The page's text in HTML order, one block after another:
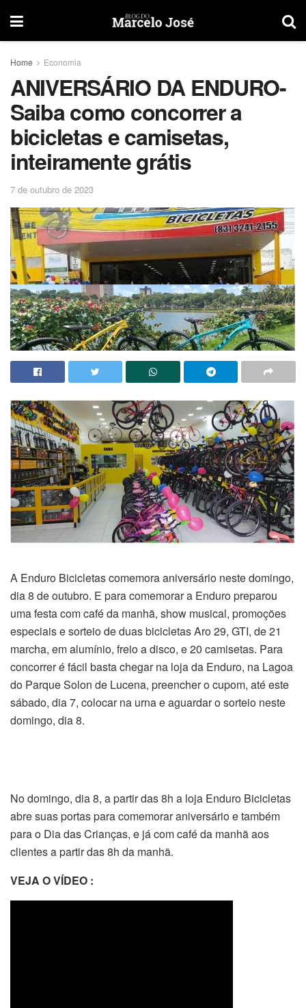
Home Economia
ANIVERSÁRIO DA ENDURO-
Saiba como concorrer a
bicicletas e camisetas,
inteiramente grátis
7 de outubro de 2023
A Enduro Bicicletas comemora aniversário neste domingo,
dia 8 de outubro. E para comemorar a Enduro preparou
uma festa com café da manhã, show musical, promoções
especiais e sorteio de duas bicicletas Aro 29, GTI, de 21
marcha, em alumínio, freio a disco, e 20 camisetas. Para
concorrer é fácil basta chegar na loja da Enduro, na Lagoa
do Parque Solon de Lucena, preencher o cupom, até este
sábado, dia 7, colocar na urna e aguardar o sorteio neste
domingo, dia 8.
No domingo, dia 8, a partir das 8h a loja Enduro Bicicletas
abre suas portas para comemorar aniversário e também
para o Dia das Crianças, e já com café da manhã aos
clientes a partir das 8h da manhã.
VEJA O VÍDEO :